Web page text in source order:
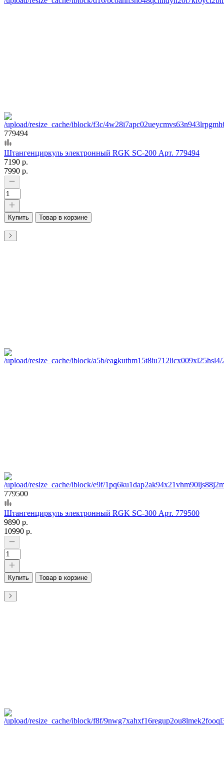
779494
Штангенциркуль электронный RGK SC-200 Арт. 779494
7190 р.
7990 р.
Купить Товар в корзине
779500
Штангенциркуль электронный RGK SC-300 Арт. 779500
9890 р.
10990 р.
Купить Товар в корзине